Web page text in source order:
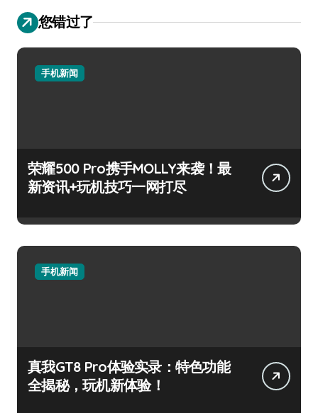
您错过了
手机新闻
荣耀500 Pro携手MOLLY来袭！最
新资讯+玩机技巧一网打尽
手机新闻
真我GT8 Pro体验实录：特色功能
全揭秘，玩机新体验！